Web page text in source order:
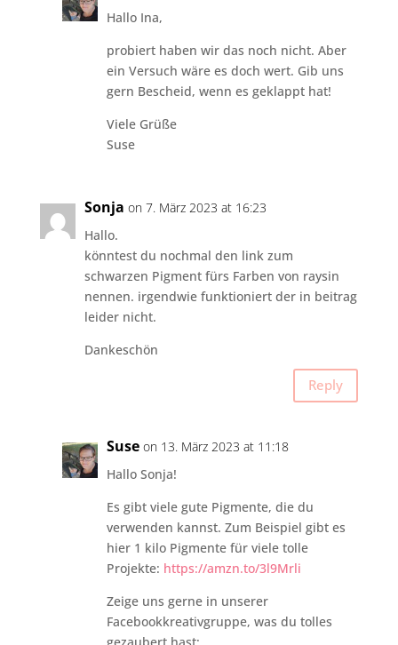
Hallo Ina,
probiert haben wir das noch nicht. Aber
ein Versuch wäre es doch wert. Gib uns
gern Bescheid, wenn es geklappt hat!
Viele Grüße
Suse
Sonja on 7. März 2023 at 16:23
Hallo.
könntest du nochmal den link zum
schwarzen Pigment fürs Farben von raysin
nennen. irgendwie funktioniert der in beitrag
leider nicht.
Dankeschön
Reply
Suse on 13. März 2023 at 11:18
Hallo Sonja!
Es gibt viele gute Pigmente, die du
verwenden kannst. Zum Beispiel gibt es
hier 1 kilo Pigmente für viele tolle
Projekte: https://amzn.to/3l9Mrli
Zeige uns gerne in unserer
Facebookkreativgruppe, was du tolles